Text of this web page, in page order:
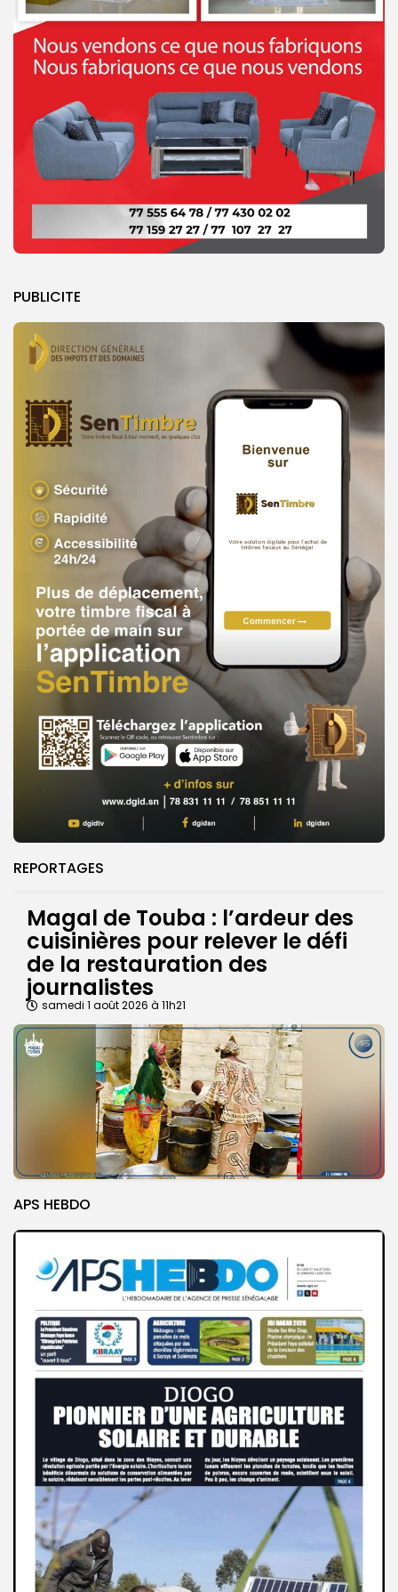
PUBLICITE
REPORTAGES
Magal de Touba : l’ardeur des
cuisinières pour relever le défi
de la restauration des
journalistes
samedi 1 août 2026 à 11h21
APS HEBDO